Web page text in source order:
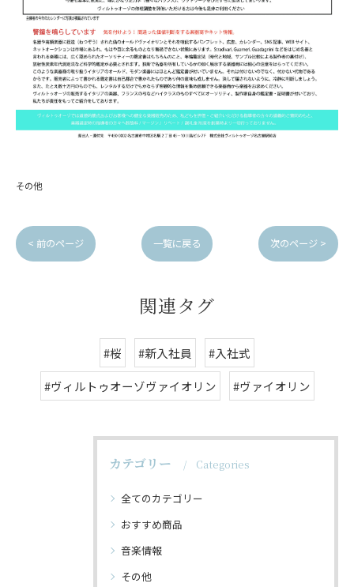
その他
< 前のページ 一覧に戻る 次のページ >
関連タグ
#桜 #新入社員
#入社式
#ヴィルトゥオーゾヴァイオリン
#ヴァイオリン
カテゴリー Categories
全てのカテゴリー
おすすめ商品
音楽情報
その他